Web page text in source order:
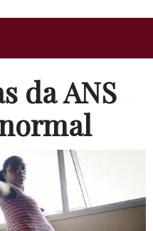
da ANS